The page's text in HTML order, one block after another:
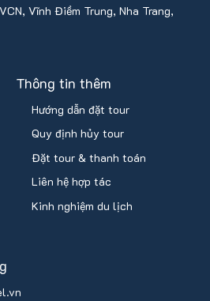
Vĩnh Điềm Trung, Nha Trang,
Thông tin thêm
Hướng dẫn đặt tour
Quy định hủy tour
Đặt tour & thanh toán
Liên hệ hợp tác
Kinh nghiệm du lịch